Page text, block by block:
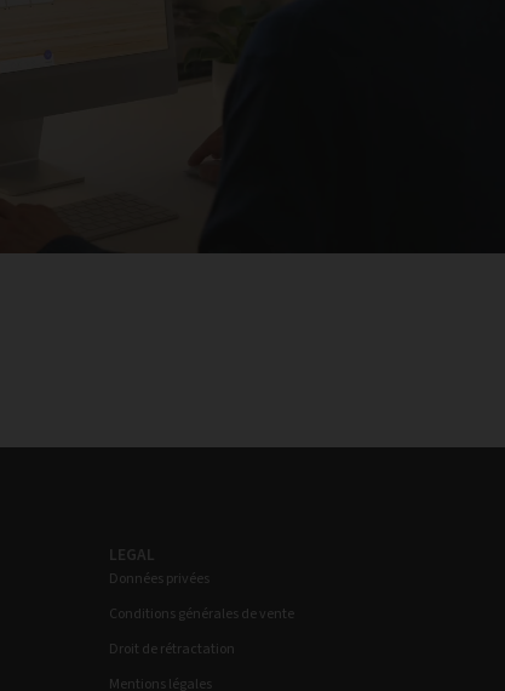
LEGAL
Données privées
Conditions générales de vente
Droit de rétractation
Mentions légales